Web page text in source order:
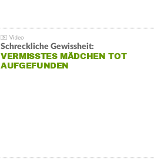
Schreckliche Gewissheit:
VERMISSTES MÄDCHEN TOT
AUFGEFUNDEN